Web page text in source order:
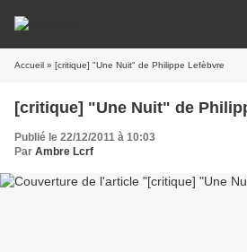
Accueil » [critique] "Une Nuit" de Philippe Lefèbvre
[critique] "Une Nuit" de
Publié le 22/12/2011 à 10:03
Par Ambre Lcrf